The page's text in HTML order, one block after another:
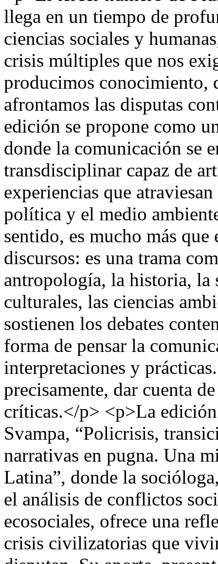
llega en un tiempo de
ciencias sociales y
crisis múltiples que nos
producimos conocimiento,
afrontamos las disputas
edición se propone como
donde la comunicación se
transdisciplinar capaz de
experiencias que
política y el medio
sentido, es mucho más
discursos: es una trama
antropología, la historia, la
culturales, las ciencias
sostienen los debates
forma de pensar la
interpretaciones y
precisamente, dar cuenta
críticas.</p> <p>La
Svampa, “Policrisis,
narrativas en pugna. Una
Latina”, donde la
el análisis de conflictos
ecosociales, ofrece una
crisis civilizatorias que